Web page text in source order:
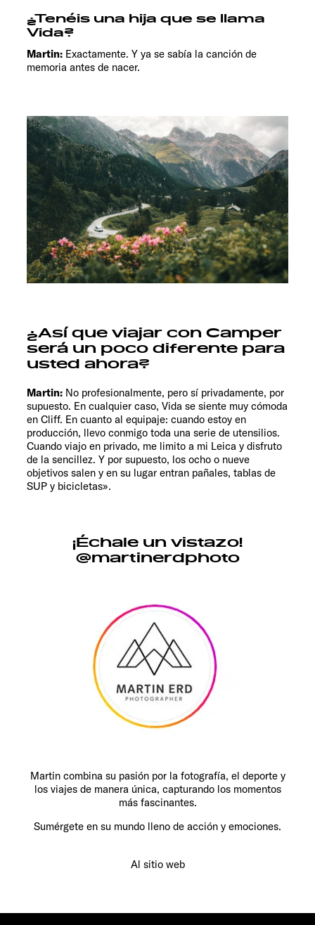
¿Tenéis una hija que se llama
Vida?
Martin: Exactamente. Y ya se sabía la canción de
memoria antes de nacer.
¿Así que viajar con Camper
será un poco diferente para
usted ahora?
Martin: No profesionalmente, pero sí privadamente, por
supuesto. En cualquier caso, Vida se siente muy cómoda
en Cliff. En cuanto al equipaje: cuando estoy en
producción, llevo conmigo toda una serie de utensilios.
Cuando viajo en privado, me limito a mi Leica y disfruto
de la sencillez. Y por supuesto, los ocho o nueve
objetivos salen y en su lugar entran pañales, tablas de
SUP y bicicletas».
¡Échale un vistazo!
@martinerdphoto
Martin combina su pasión por la fotografía, el deporte y
los viajes de manera única, capturando los momentos
más fascinantes.
Sumérgete en su mundo lleno de acción y emociones.
Al sitio web